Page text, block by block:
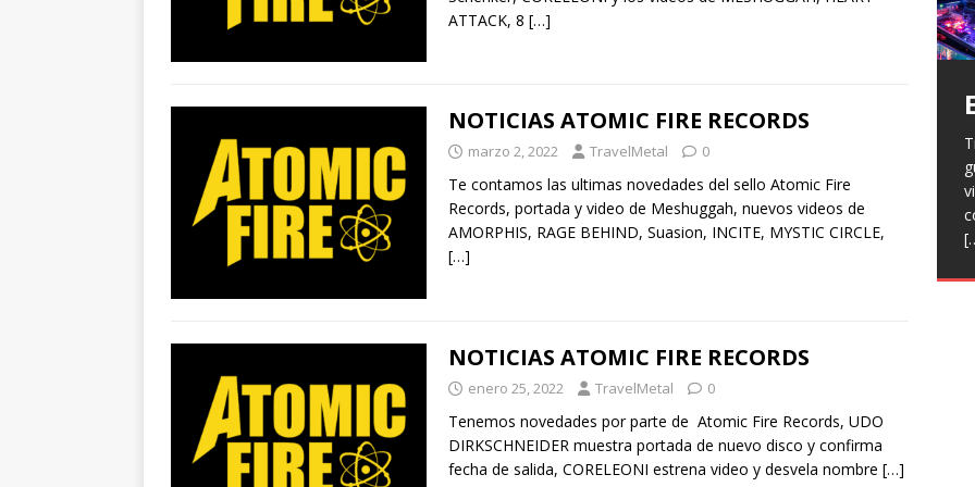
ATTACK, 8 […]
NOTICIAS ATOMIC FIRE RECORDS
marzo 2, 2022 TravelMetal 0
Te contamos las ultimas novedades del sello Atomic Fire
Records, portada y video de Meshuggah, nuevos videos de
AMORPHIS, RAGE BEHIND, Suasion, INCITE, MYSTIC CIRCLE,
[…]
NOTICIAS ATOMIC FIRE RECORDS
enero 25, 2022 TravelMetal 0
Tenemos novedades por parte de Atomic Fire Records, UDO
DIRKSCHNEIDER muestra portada de nuevo disco y confirma
fecha de salida, CORELEONI estrena video y desvela nombre […]